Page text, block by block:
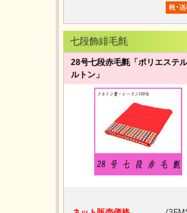
七段飾緋毛氈
28号七段赤毛氈「ポリエステ
ルトン」